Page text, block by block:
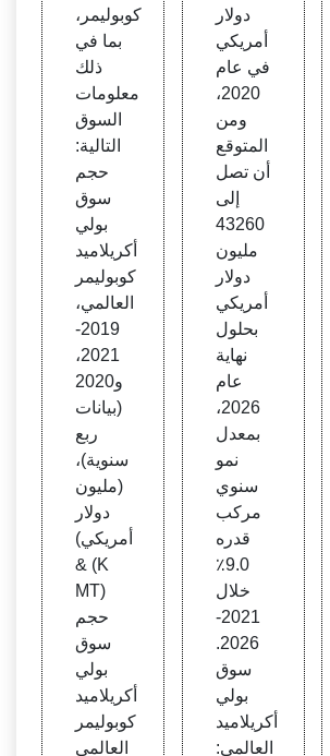
كوبوليمر،
بما في
ذلك
معلومات
السوق
التالية:
حجم
سوق
بولي
أكريلاميد
كوبوليمر
العالمي،
2019-
2021،
و2020
(بيانات
ربع
سنوية)،
(مليون
دولار
أمريكي)
& (K
MT)
حجم
سوق
بولي
أكريلاميد
كوبوليمر
العالمي
دولار
أمريكي
في عام
2020،
ومن
المتوقع
أن تصل
إلى
43260
مليون
دولار
أمريكي
بحلول
نهاية
عام
2026،
بمعدل
نمو
سنوي
مركب
قدره
9.0٪
خلال
2021-
2026.
سوق
بولي
أكريلاميد
العالمي: